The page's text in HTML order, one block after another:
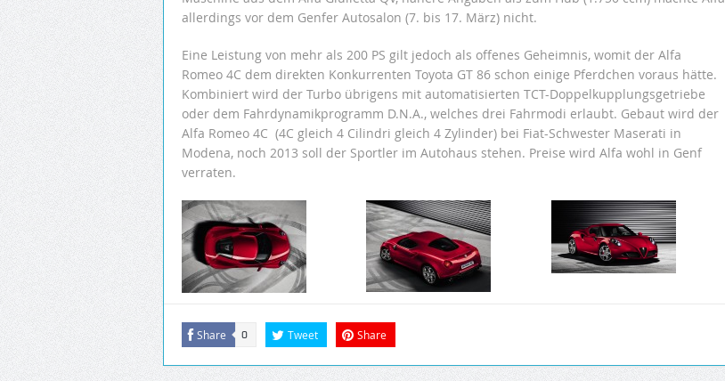
allerdings vor dem Genfer Autosalon (7. bis 17. März) nicht.
Eine Leistung von mehr als 200 PS gilt jedoch als offenes Geheimnis, womit der Alfa
Romeo 4C dem direkten Konkurrenten Toyota GT 86 schon einige Pferdchen voraus hätte.
Kombiniert wird der Turbo übrigens mit automatisierten TCT-Doppelkupplungsgetriebe
oder dem Fahrdynamikprogramm D.N.A., welches drei Fahrmodi erlaubt. Gebaut wird der
Alfa Romeo 4C (4C gleich 4 Cilindri gleich 4 Zylinder) bei Fiat-Schwester Maserati in
Modena, noch 2013 soll der Sportler im Autohaus stehen. Preise wird Alfa wohl in Genf
verraten.
Share 0 Tweet Share